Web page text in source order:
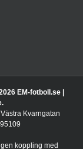
EM-fotboll.se |
Kvarngatan
koppling med